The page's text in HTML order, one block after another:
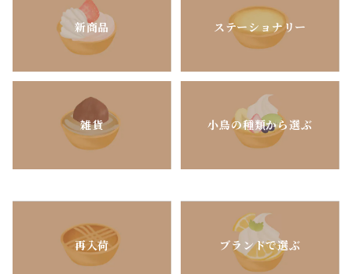
新商品 ステーショナリー
雑貨 小鳥の種類から選ぶ
再入荷 ブランドで選ぶ